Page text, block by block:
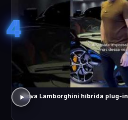
4
Nova Lamborghini híbrida plug-in